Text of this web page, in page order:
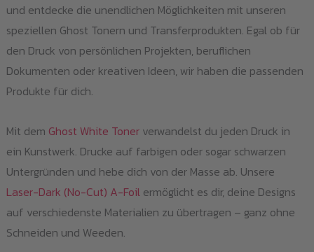
und entdecke die unendlichen Möglichkeiten mit unseren
speziellen Ghost Tonern und Transferprodukten. Egal ob für
den Druck von persönlichen Projekten, beruflichen
Dokumenten oder kreativen Ideen, wir haben die passenden
Produkte für dich.
Mit dem Ghost White Tonerverwandelst du jeden Druck in
ein Kunstwerk. Drucke auf farbigen oder sogar schwarzen
Untergründen und hebe dich von der Masse ab. Unsere
Laser-Dark (No-Cut) A-Foilermöglicht es dir, deine Designs
auf verschiedenste Materialien zu übertragen – ganz ohne
Schneiden und Weeden.